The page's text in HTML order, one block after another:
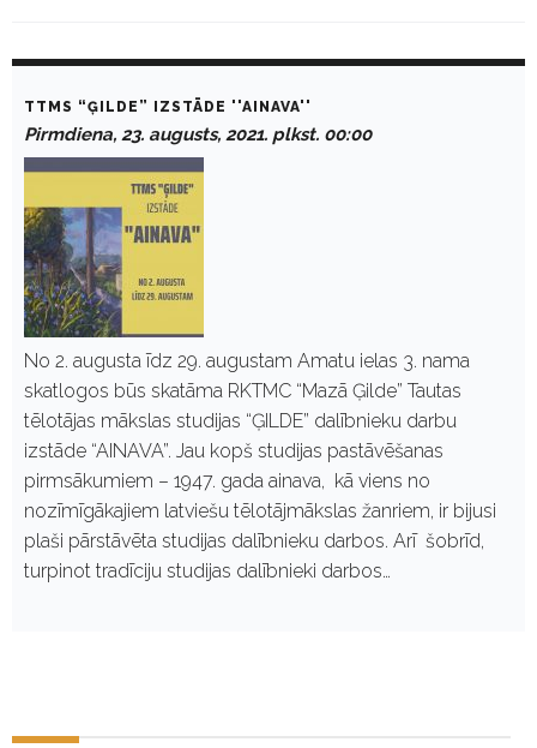
A
g
u
2
3
2
TTMS “ĢILDE” IZSTĀDE ''AINAVA''
Pirmdiena, 23. augusts, 2021. plkst. 00:00
No 2. augusta īdz 29. augustam Amatu ielas 3. nama
skatlogos būs skatāma RKTMC “Mazā Ģilde” Tautas
tēlotājas mākslas studijas “ĢILDE” dalībnieku darbu
izstāde “AINAVA”. Jau kopš studijas pastāvēšanas
pirmsākumiem – 1947. gada ainava, kā viens no
nozīmīgākajiem latviešu tēlotājmākslas žanriem, ir bijusi
plaši pārstāvēta studijas dalībnieku darbos. Arī šobrīd,
turpinot tradīciju studijas dalībnieki darbos…